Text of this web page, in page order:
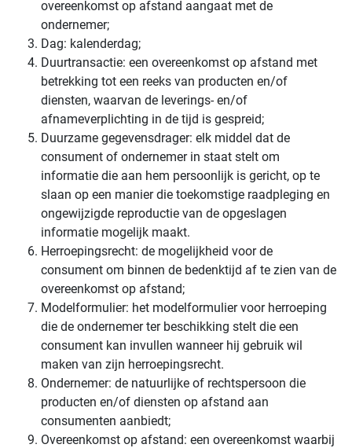
overeenkomst op afstand aangaat met de
ondernemer;
Dag: kalenderdag;
Duurtransactie: een overeenkomst op afstand met
betrekking tot een reeks van producten en/of
diensten, waarvan de leverings- en/of
afnameverplichting in de tijd is gespreid;
Duurzame gegevensdrager: elk middel dat de
consument of ondernemer in staat stelt om
informatie die aan hem persoonlijk is gericht, op te
slaan op een manier die toekomstige raadpleging en
ongewijzigde reproductie van de opgeslagen
informatie mogelijk maakt.
Herroepingsrecht: de mogelijkheid voor de
consument om binnen de bedenktijd af te zien van de
overeenkomst op afstand;
Modelformulier: het modelformulier voor herroeping
die de ondernemer ter beschikking stelt die een
consument kan invullen wanneer hij gebruik wil
maken van zijn herroepingsrecht.
Ondernemer: de natuurlijke of rechtspersoon die
producten en/of diensten op afstand aan
consumenten aanbiedt;
Overeenkomst op afstand: een overeenkomst waarbij